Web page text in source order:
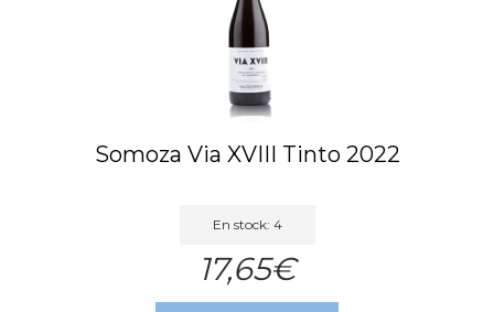
Somoza Via XVIII Tinto 2022
En stock: 4
17,65€